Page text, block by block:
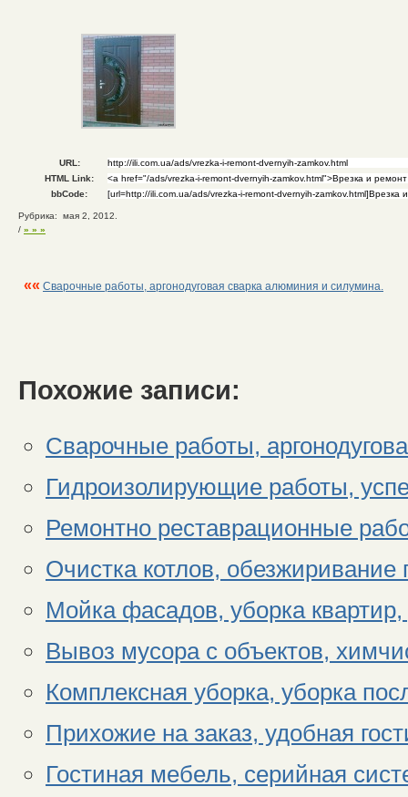
URL:
HTML Link:
bbCode:
Рубрика: мая 2, 2012.
/ » » »
«« Сварочные работы, аргонодуговая сварка алюминия и силумина.
Похожие записи:
Сварочные работы,
Гидроизолирующие работы,
Ремонтно реставрационные
Очистка котлов, обезжиривание
Мойка фасадов, уборка
Вывоз мусора с объектов,
Комплексная уборка, уборка
Прихожие на заказ, удобная
Гостиная мебель, серийная